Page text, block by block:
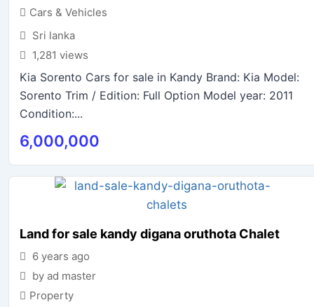
Cars & Vehicles
Sri lanka
1,281 views
Kia Sorento Cars for sale in Kandy Brand: Kia Model:
Sorento Trim / Edition: Full Option Model year: 2011
Condition:...
6,000,000
Land for sale kandy digana oruthota Chalet
6 years ago
by ad master
Property